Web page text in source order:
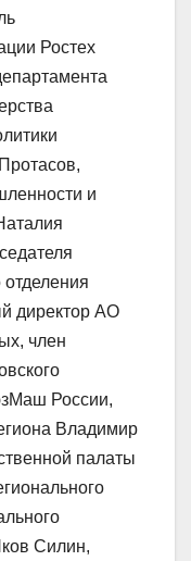
Ростех
и
директор АО
член
России,
Владимир
палаты
Силин,